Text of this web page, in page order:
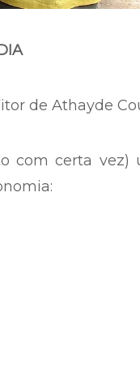
de Athayde
com certa vez)